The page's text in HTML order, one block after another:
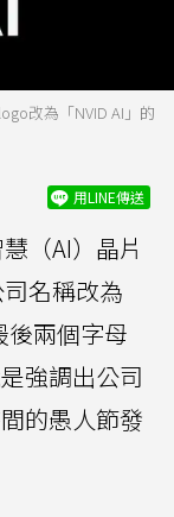
改為「NVID AI」的
用LINE傳送
（AI）晶片
名稱改為
後兩個字母
強調出公司
的愚人節發